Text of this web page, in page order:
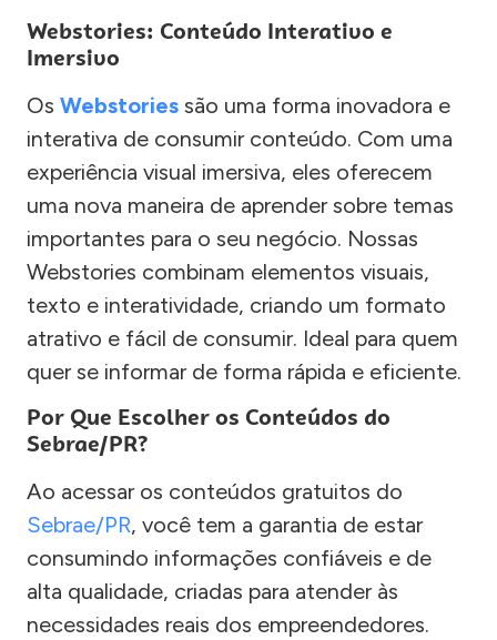
Webstories: Conteúdo Interativo e
Imersivo
Os Webstories são uma forma inovadora e
interativa de consumir conteúdo. Com uma
experiência visual imersiva, eles oferecem
uma nova maneira de aprender sobre temas
importantes para o seu negócio. Nossas
Webstories combinam elementos visuais,
texto e interatividade, criando um formato
atrativo e fácil de consumir. Ideal para quem
quer se informar de forma rápida e eficiente.
Por Que Escolher os Conteúdos do
Sebrae/PR?
Ao acessar os conteúdos gratuitos do
Sebrae/PR, você tem a garantia de estar
consumindo informações confiáveis e de
alta qualidade, criadas para atender às
necessidades reais dos empreendedores.